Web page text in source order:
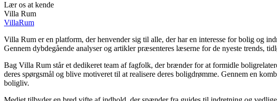
Lær os at kende
Villa Rum
VillaRum
Villa Rum er en platform, der henvender sig til alle, der har en interesse for bolig og
Gennem dybdegående analyser og artikler præsenteres læserne for de nyeste trends,
Bag Villa Rum står et dedikeret team af fagfolk, der brænder for at formidle
deres spørgsmål og blive motiveret til at realisere deres boligdrømme. Gennem en
boligliv.